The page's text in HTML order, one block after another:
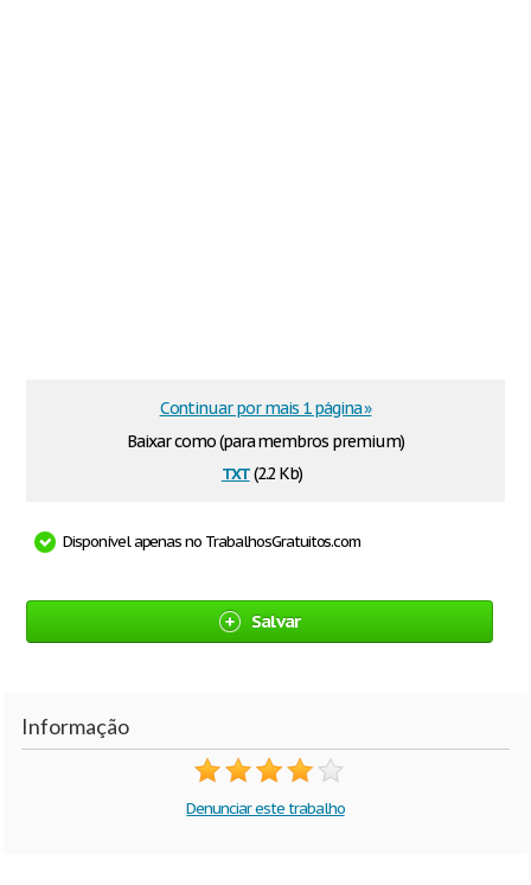
Baixar como (para membros premium)
txt(2.2 Kb)
Continuar por mais 1 página »
Disponível apenas no TrabalhosGratuitos.com
Salvar
Informação
Denunciar este trabalho